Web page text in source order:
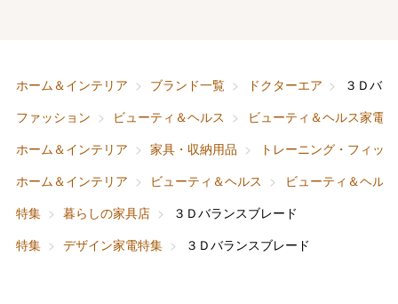
ホーム＆インテリア ブランド一覧 ドクターエア
３Ｄバ
ファッション
ビューティ＆ヘルス
ビューティ＆ヘルス家電
ホーム＆インテリア
家具・収納用品
トレーニング・フィッ
ホーム＆インテリア
ビューティ＆ヘルス
ビューティ＆ヘル
特集
暮らしの家具店
３Ｄバランスブレード
特集
デザイン家電特集 ３Ｄバランスブレード
ファッション
ホーム＆インテリア
ベビー＆キッズ
出産内祝い
結婚内祝い
お香典返し
快気祝い
母の日
お中元
敬老の日